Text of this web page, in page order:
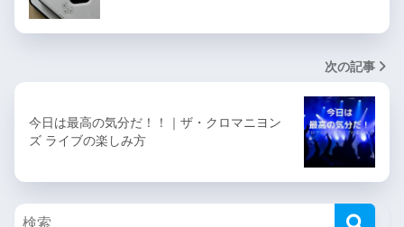
次の記事
今日は最高の気分だ！！｜ザ・クロマニヨン
ズ ライブの楽しみ方